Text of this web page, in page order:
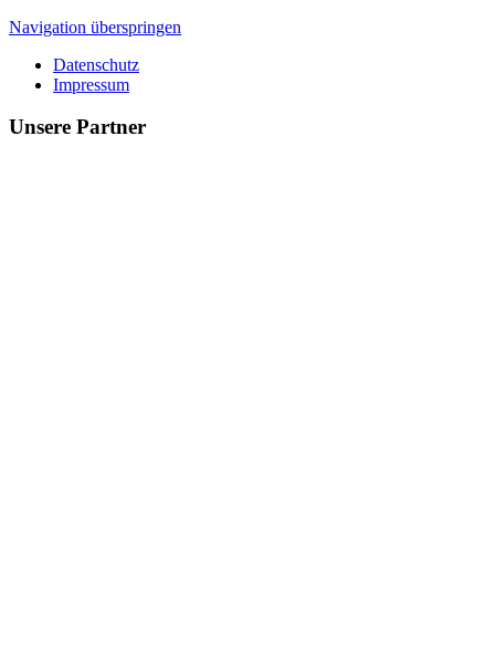
Navigation überspringen
Datenschutz
Impressum
Unsere Partner